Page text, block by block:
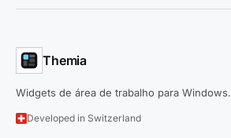
Themia
Widgets de área de trabalho para Windows.
Developed in Switzerland